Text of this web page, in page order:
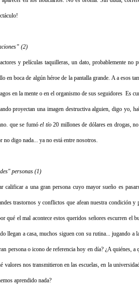
(2)
y películas taquilleras, un dato, probablemente no
en boca de algún héroe de la pantalla grande. A a esos
en la mente o en el organismo de sus seguidores Es
proyectan una imagen destructiva alguien, digo yo,
que se fumóel tío20 millones de dólares en drogas,
digo nada... ya no está entre nosotros.
personas (1)
calificar a una gran persona cuyo mayor sueño es
trastornos y conflictos que afean nuestra condición
qué el mal acontece estos queridos señores escurren
llegan a casa, muchos siguen con su rutina... jugando
persona o icono de referencia hoy en día? ¿A
valores nos transmitieron en las escuelas, en la
aprendido nada?